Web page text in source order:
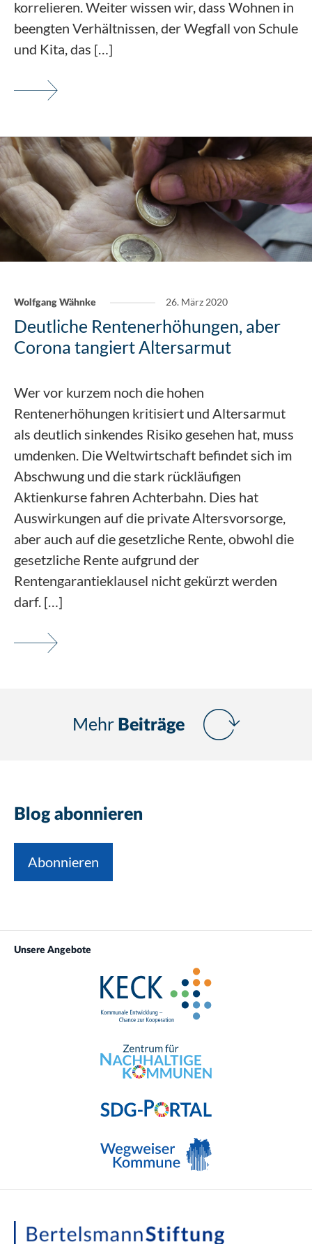
korrelieren. Weiter wissen wir, dass Wohnen in
beengten Verhältnissen, der Wegfall von Schule
und Kita, das […]
Wolfgang Wähnke 26. März 2020
Deutliche Rentenerhöhungen, aber
Corona tangiert Altersarmut
Wer vor kurzem noch die hohen
Rentenerhöhungen kritisiert und Altersarmut
als deutlich sinkendes Risiko gesehen hat, muss
umdenken. Die Weltwirtschaft befindet sich im
Abschwung und die stark rückläufigen
Aktienkurse fahren Achterbahn. Dies hat
Auswirkungen auf die private Altersvorsorge,
aber auch auf die gesetzliche Rente, obwohl die
gesetzliche Rente aufgrund der
Rentengarantieklausel nicht gekürzt werden
darf. […]
Mehr Beiträge
Blog abonnieren
Abonnieren
Unsere Angebote